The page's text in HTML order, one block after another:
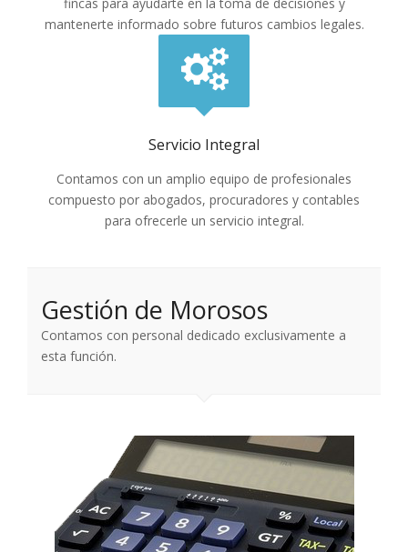
mantenerte informado sobre futuros cambios legales.
Servicio Integral
Contamos con un amplio equipo de profesionales
compuesto por abogados, procuradores y contables
para ofrecerle un servicio integral.
Gestión de Morosos
Contamos con personal dedicado exclusivamente a
esta función.